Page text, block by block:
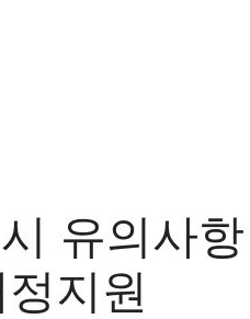
유의사항
지원